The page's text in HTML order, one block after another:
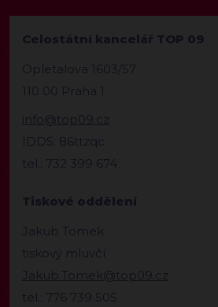
Celostátní kancelář TOP 09
Opletalova 1603/57
110 00 Praha 1
info@top09.cz
IDDS: 86ttzqc
tel.: 732 399 674
Tiskové oddělení
Jakub Tomek
tiskový mluvčí
Jakub.Tomek@top09.cz
tel.: 776 739 505